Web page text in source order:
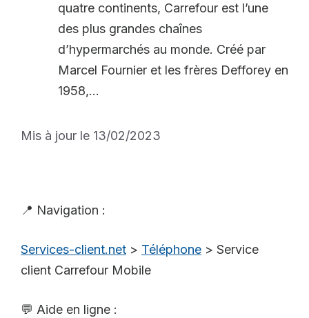
quatre continents, Carrefour est l’une
des plus grandes chaînes
d’hypermarchés au monde. Créé par
Marcel Fournier et les frères Defforey en
1958,...
Mis à jour le 13/02/2023
📍 Navigation :
Services-client.net > Téléphone > Service
client Carrefour Mobile
💬 Aide en ligne :